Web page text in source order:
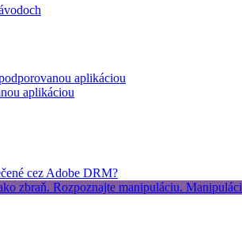
aplikáciou
aplikáciou
cez Adobe DRM?